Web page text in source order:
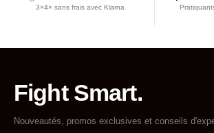
3×4× sans frais avec Klarna
Fight Smart.
Nouveautés, promos exclusives et conseils